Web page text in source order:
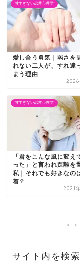
甘すぎない恋愛心理学
愛し合う勇気｜弱さを
れない二人が、すれ違
まう理由
2026
甘すぎない恋愛心理学
「君をこんな風に変え
った」と言われ距離を
私｜それでも好きなの
着？
2021
サイト内を検索